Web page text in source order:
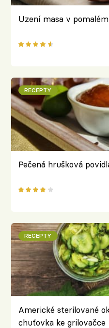
Uzení masa v
RECEPTY
Pečená hrušková
RECEPTY
Americké sterilované
chuťovka ke grilovačce